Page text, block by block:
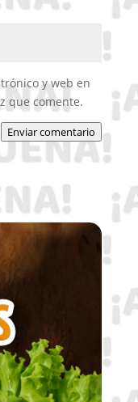
y web en
que comente.
Enviar comentario